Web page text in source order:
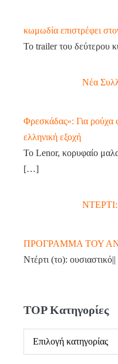
κωμωδία επιστρέφει
Το trailer του δεύτερου
Νέα
Φρεσκάδας»: Για ρούχα
ελληνική εξοχή
Το Lenor, κορυφαίο
[…]
ΠΡΟΓΡΑΜΜΑ ΤΟΥ
Ντέρτι (το):
TOP Κατηγορίες
TOP
Κατηγορίες